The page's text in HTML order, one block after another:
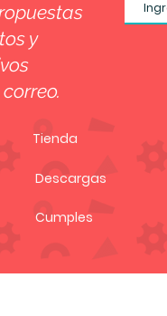
y
Tienda
Descargas
Cumples